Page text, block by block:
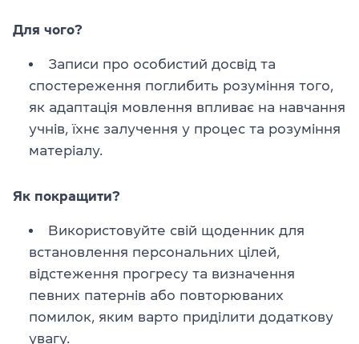
Для чого?
Записи про особистий досвід та
спостереження поглибить розуміння того,
як адаптація мовлення впливає на навчання
учнів, їхнє залучення у процес та розуміння
матеріалу.
Як покращити?
Використовуйте свій щоденник для
встановлення персональних цілей,
відстеження прогресу та визначення
певних патернів або повторюваних
помилок, яким варто приділити додаткову
увагу.